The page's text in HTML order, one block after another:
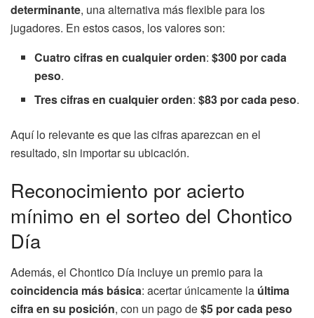
determinante, una alternativa más flexible para los
jugadores. En estos casos, los valores son:
Cuatro cifras en cualquier orden:$300 por cada
peso.
Tres cifras en cualquier orden:$83 por cada peso.
Aquí lo relevante es que las cifras aparezcan en el
resultado, sin importar su ubicación.
Reconocimiento por acierto
mínimo en el sorteo del Chontico
Día
Además, el Chontico Día incluye un premio para la
coincidencia más básica: acertar únicamente la última
cifra en su posición, con un pago de$5 por cada peso